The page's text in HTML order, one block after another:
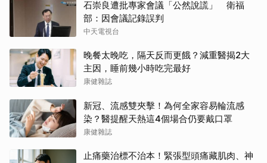
石崇良遭批專家會議「公然說謊」 衛福
部：因會議記錄誤判
中天電視台
晚餐太晚吃，隔天反而更餓？減重醫揭2大
主因，睡前幾小時吃完最好
康健雜誌
新冠、流感雙夾擊！為何全家容易輪流感
染？醫提醒天熱這4個場合仍要戴口罩
康健雜誌
止痛藥治標不治本！緊張型頭痛藏肌肉、神